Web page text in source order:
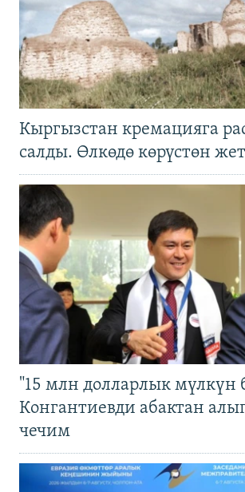
Кыргызстан кремацияга
салды. Өлкөдө көрүстөн
"15 млн долларлык мүлкүн
Конгантиевди абактан
чечим